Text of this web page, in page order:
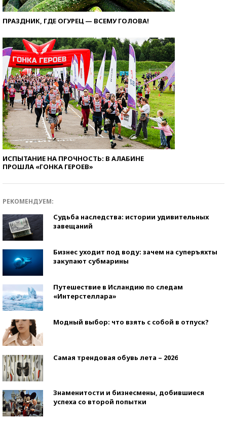
ПРАЗДНИК, ГДЕ ОГУРЕЦ — ВСЕМУ ГОЛОВА!
ИСПЫТАНИЕ НА ПРОЧНОСТЬ: В АЛАБИНЕ
ПРОШЛА «ГОНКА ГЕРОЕВ»
РЕКОМЕНДУЕМ:
Судьба наследства: истории удивительных
завещаний
Бизнес уходит под воду: зачем на суперъяхты
закупают субмарины
Путешествие в Исландию по следам
«Интерстеллара»
Модный выбор: что взять с собой в отпуск?
Самая трендовая обувь лета – 2026
Знаменитости и бизнесмены, добившиеся
успеха со второй попытки